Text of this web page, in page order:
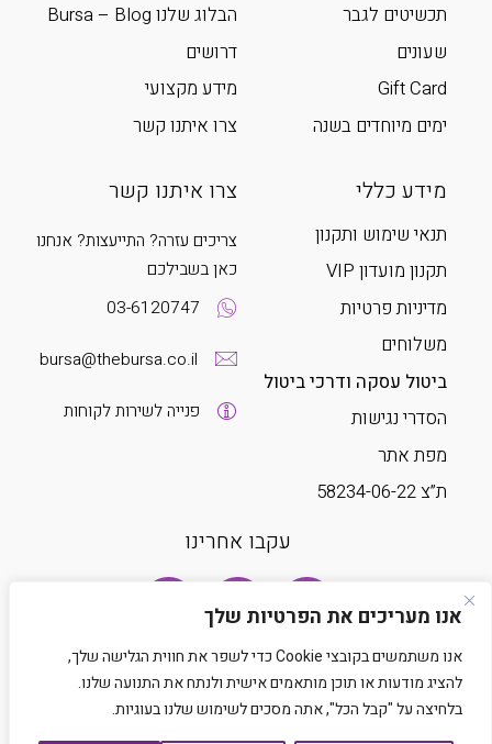
אנו מעריכים את הפרטיות שלך
אנו משתמשים בקובצי Cookie כדי לשפר את חווית הגלישה שלך,
להציג מודעות או תוכן מותאמים אישית ולנתח את התנועה שלנו.
בלחיצה על "קבל הכל", אתה מסכים לשימוש שלנו בעוגיות.
תכשיטים לגבר
שעונים
Gift Card
ימים מיוחדים בשנה
הבלוג שלנו Bursa – Blog
דרושים
מידע מקצועי
צרו איתנו קשר
מידע כללי
תנאי שימוש ותקנון
תקנון מועדון VIP
מדיניות פרטיות
משלוחים
ביטול עסקה ודרכי ביטול
הסדרי נגישות
מפת אתר
ת”צ 58234-06-22
צרו איתנו קשר
צריכים עזרה? התייעצות? אנחנו
כאן בשבילכם
03-6120747
bursa@thebursa.co.il
פנייה לשירות לקוחות
עקבו אחרינו